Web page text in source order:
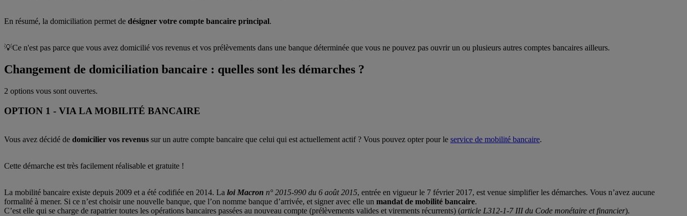
En résumé, la domiciliation permet de désigner votre compte bancaire principal.
💡Ce n'est pas parce que vous avez domicilié vos revenus et vos prélèvements dans une banque déterminée que vous ne pouvez pas ouvrir un ou plusieurs autres comptes bancaires ailleurs.
Changement de domiciliation bancaire : quelles sont les démarches ?
2 options vous sont ouvertes.
OPTION 1 - VIA LA MOBILITÉ BANCAIRE
Vous avez décidé de domicilier vos revenus sur un autre compte bancaire que celui qui est actuellement actif ? Vous pouvez opter pour le service de mobilité bancaire.
Cette démarche est très facilement réalisable et gratuite !
La mobilité bancaire existe depuis 2009 et a été codifiée en 2014. La loi Macron n° 2015-990 du 6 août 2015, entrée en vigueur le 7 février 2017, est venue simplifier les démarches. Vous n’avez aucune
formalité à mener. Si ce n’est choisir une nouvelle banque, que l’on nomme banque d’arrivée, et signer avec elle un mandat de mobilité bancaire.
C’est elle qui se charge de rapatrier toutes les opérations bancaires passées au nouveau compte (prélèvements valides et virements récurrents) (article L312-1-7 III du Code monétaire et financier).